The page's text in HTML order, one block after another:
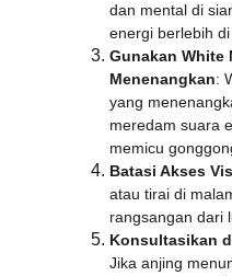
dan mental di
energi berlebih di
Gunakan White
Menenangkan:
yang
meredam suara
memicu
Batasi Akses
atau tirai di
rangsangan dari
Konsultasikan
Jika anjing